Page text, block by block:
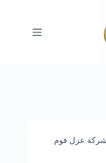
شركة عزل فوم